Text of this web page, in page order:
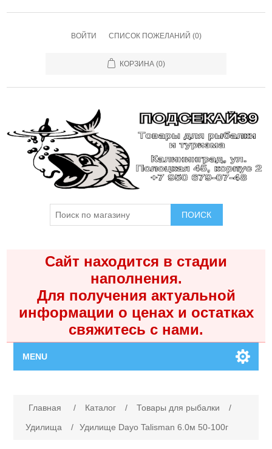
ВОЙТИ СПИСОК ПОЖЕЛАНИЙ (0)
КОРЗИНА (0)
ПОИСК
Сайт находится в стадии
наполнения.
Для получения актуальной
информации о ценах и остатках
свяжитесь с нами.
MENU
Каталог
Главная / Каталог / Товары для рыбалки
/
Удилища
/ Удилище Dayo Talisman 6.0м 50-100г